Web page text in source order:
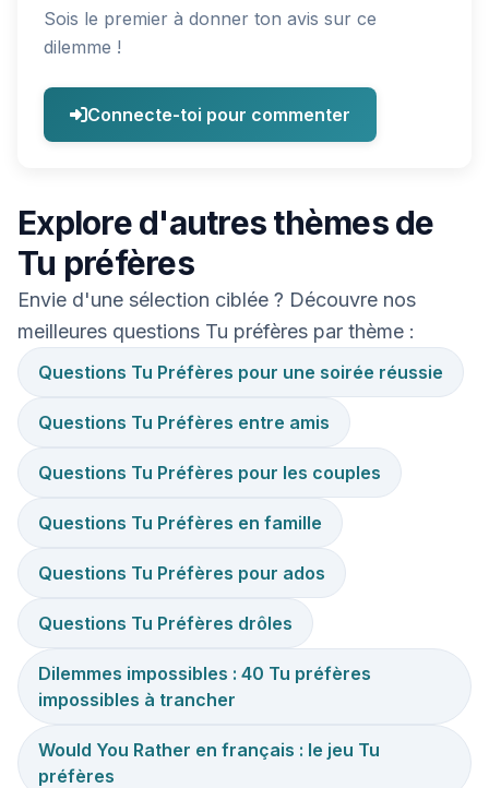
Sois le premier à donner ton avis sur ce
dilemme !
Connecte-toi pour commenter
Explore d'autres thèmes de
Tu préfères
Envie d'une sélection ciblée ? Découvre nos
meilleures questions Tu préfères par thème :
Questions Tu Préfères pour une soirée réussie
Questions Tu Préfères entre amis
Questions Tu Préfères pour les couples
Questions Tu Préfères en famille
Questions Tu Préfères pour ados
Questions Tu Préfères drôles
Dilemmes impossibles : 40 Tu préfères
impossibles à trancher
Would You Rather en français : le jeu Tu
préfères